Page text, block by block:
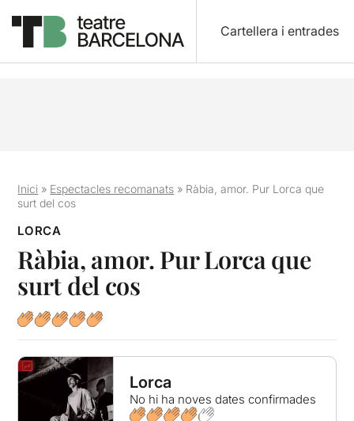
Cartellera i entrades
Inici » Espectacles recomanats » Ràbia, amor. Pur Lorca que
surt del cos
LORCA
Ràbia, amor. Pur Lorca que
surt del cos
Lorca
No hi ha noves dates confirmades